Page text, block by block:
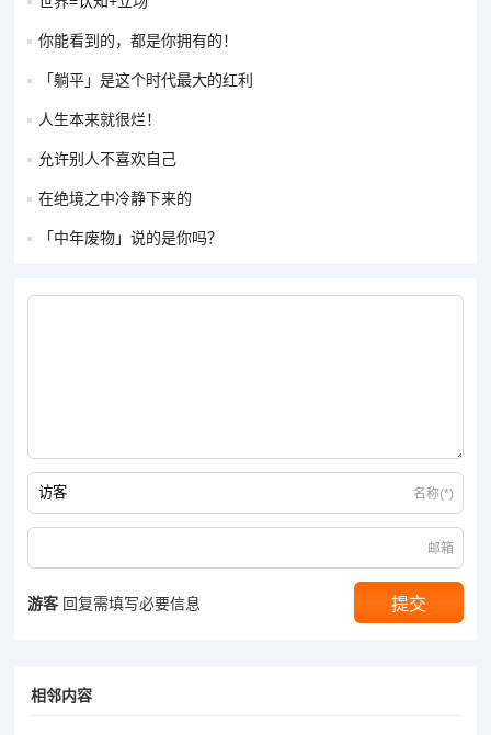
你能看到的，都是你拥有的！
「躺平」是这个时代最大的红利
人生本来就很烂！
允许别人不喜欢自己
在绝境之中冷静下来的
「中年废物」说的是你吗？
名称(*)
邮箱
游客 回复需填写必要信息
相邻内容